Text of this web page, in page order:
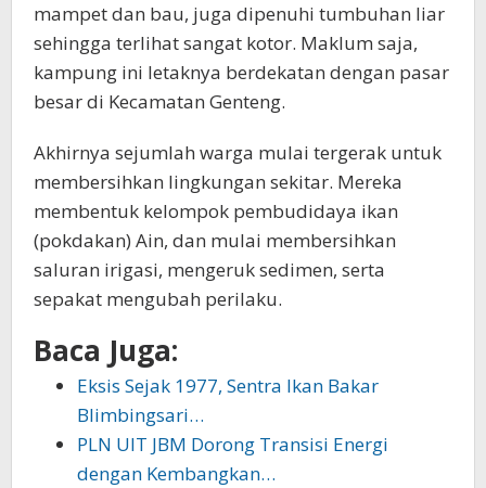
mampet dan bau, juga dipenuhi tumbuhan liar
sehingga terlihat sangat kotor. Maklum saja,
kampung ini letaknya berdekatan dengan pasar
besar di Kecamatan Genteng.
Akhirnya sejumlah warga mulai tergerak untuk
membersihkan lingkungan sekitar. Mereka
membentuk kelompok pembudidaya ikan
(pokdakan) Ain, dan mulai membersihkan
saluran irigasi, mengeruk sedimen, serta
sepakat mengubah perilaku.
Baca Juga:
Eksis Sejak 1977, Sentra Ikan Bakar
Blimbingsari…
PLN UIT JBM Dorong Transisi Energi
dengan Kembangkan…